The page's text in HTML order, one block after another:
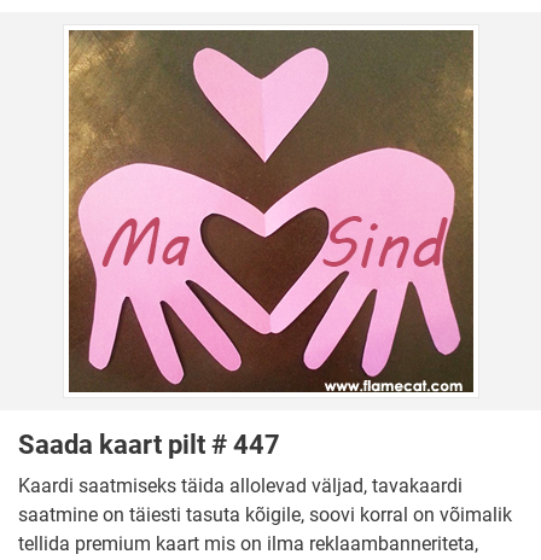
Saada kaart pilt # 447
Kaardi saatmiseks täida allolevad väljad, tavakaardi
saatmine on täiesti tasuta kõigile, soovi korral on võimalik
tellida premium kaart mis on ilma reklaambanneriteta,